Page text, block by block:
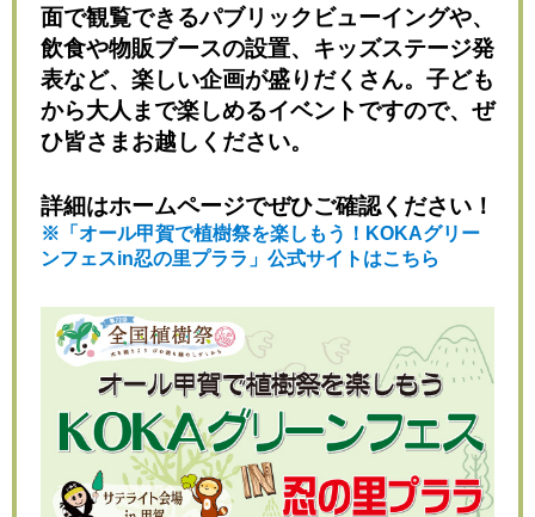
面で観覧できるパブリックビューイングや、
飲食や物販ブースの設置、キッズステージ発
表など、楽しい企画が盛りだくさん。子ども
から大人まで楽しめるイベントですので、ぜ
ひ皆さまお越しください。
詳細はホームページでぜひご確認ください！
※「オール甲賀で植樹祭を楽しもう！KOKAグリー
ンフェスin忍の里プララ」公式サイトはこちら